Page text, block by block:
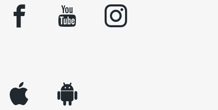
facebook youtube instagram
appleinc android